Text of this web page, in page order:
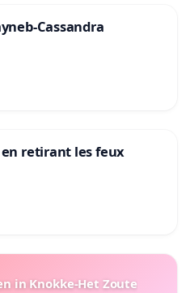
Cassandra
retirant les feux
in Knokke-Het Zoute